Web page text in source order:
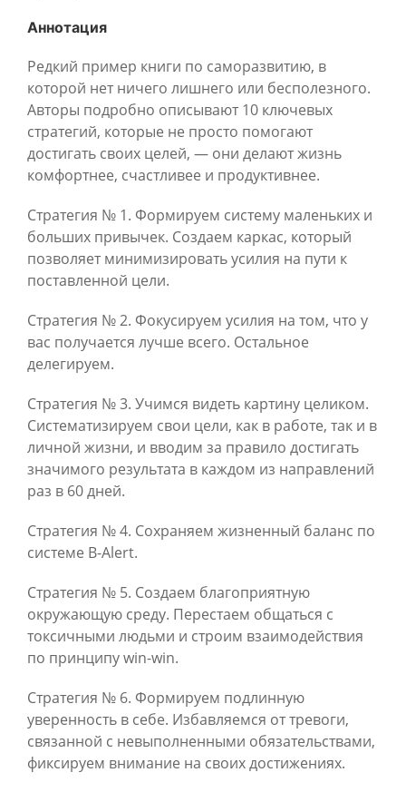
Аннотация
Редкий пример книги по саморазвитию, в
которой нет ничего лишнего или бесполезного.
Авторы подробно описывают 10 ключевых
стратегий, которые не просто помогают
достигать своих целей, — они делают жизнь
комфортнее, счастливее и продуктивнее.
Стратегия № 1. Формируем систему маленьких и
больших привычек. Создаем каркас, который
позволяет минимизировать усилия на пути к
поставленной цели.
Стратегия № 2. Фокусируем усилия на том, что у
вас получается лучше всего. Остальное
делегируем.
Стратегия № 3. Учимся видеть картину целиком.
Систематизируем свои цели, как в работе, так и в
личной жизни, и вводим за правило достигать
значимого результата в каждом из направлений
раз в 60 дней.
Стратегия № 4. Сохраняем жизненный баланс по
системе B-Alert.
Стратегия № 5. Создаем благоприятную
окружающую среду. Перестаем общаться с
токсичными людьми и строим взаимодействия
по принципу win-win.
Стратегия № 6. Формируем подлинную
уверенность в себе. Избавляемся от тревоги,
связанной с невыполненными обязательствами,
фиксируем внимание на своих достижениях.